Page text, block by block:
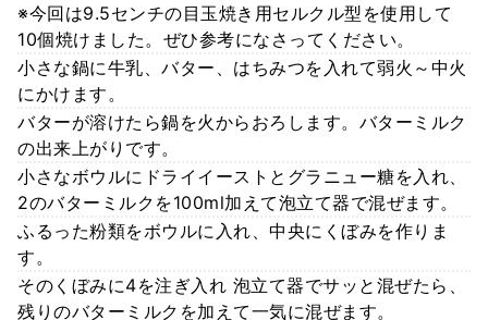
※今回は9.5センチの目玉焼き用セルクル型を使用して
10個焼けました。ぜひ参考になさってください。
小さな鍋に牛乳、バター、はちみつを入れて弱火～中火
にかけます。
バターが溶けたら鍋を火からおろします。バターミルク
の出来上がりです。
小さなボウルにドライイーストとグラニュー糖を入れ、
2のバターミルクを100ml加えて泡立て器で混ぜます。
ふるった粉類をボウルに入れ、中央にくぼみを作りま
す。
そのくぼみに4を注ぎ入れ 泡立て器でサッと混ぜたら、
残りのバターミルクを加えて一気に混ぜます。